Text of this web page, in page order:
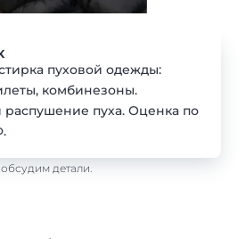
пуховой одежды:
комбинезоны.
пуха. Оценка по
детали.